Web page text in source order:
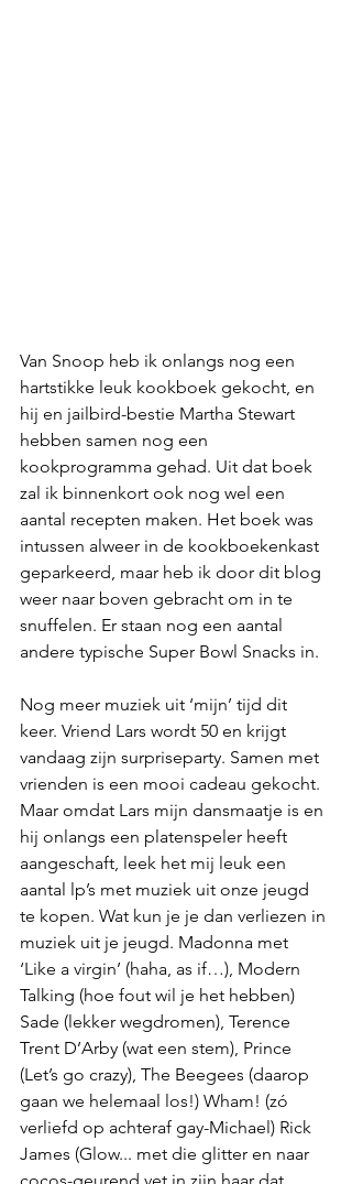
Van Snoop heb ik onlangs nog een
hartstikke leuk kookboek gekocht, en
hij en jailbird-bestie Martha Stewart
hebben samen nog een
kookprogramma gehad. Uit dat boek
zal ik binnenkort ook nog wel een
aantal recepten maken. Het boek was
intussen alweer in de kookboekenkast
geparkeerd, maar heb ik door dit blog
weer naar boven gebracht om in te
snuffelen. Er staan nog een aantal
andere typische Super Bowl Snacks in.
Nog meer muziek uit ‘mijn’ tijd dit
keer. Vriend Lars wordt 50 en krijgt
vandaag zijn surpriseparty. Samen met
vrienden is een mooi cadeau gekocht.
Maar omdat Lars mijn dansmaatje is en
hij onlangs een platenspeler heeft
aangeschaft, leek het mij leuk een
aantal lp’s met muziek uit onze jeugd
te kopen. Wat kun je je dan verliezen in
muziek uit je jeugd. Madonna met
‘Like a virgin’ (haha, as if…), Modern
Talking (hoe fout wil je het hebben)
Sade (lekker wegdromen), Terence
Trent D’Arby (wat een stem), Prince
(Let’s go crazy), The Beegees (daarop
gaan we helemaal los!) Wham! (zó
verliefd op achteraf gay-Michael) Rick
James (Glow... met die glitter en naar
cocos-geurend vet in zijn haar dat